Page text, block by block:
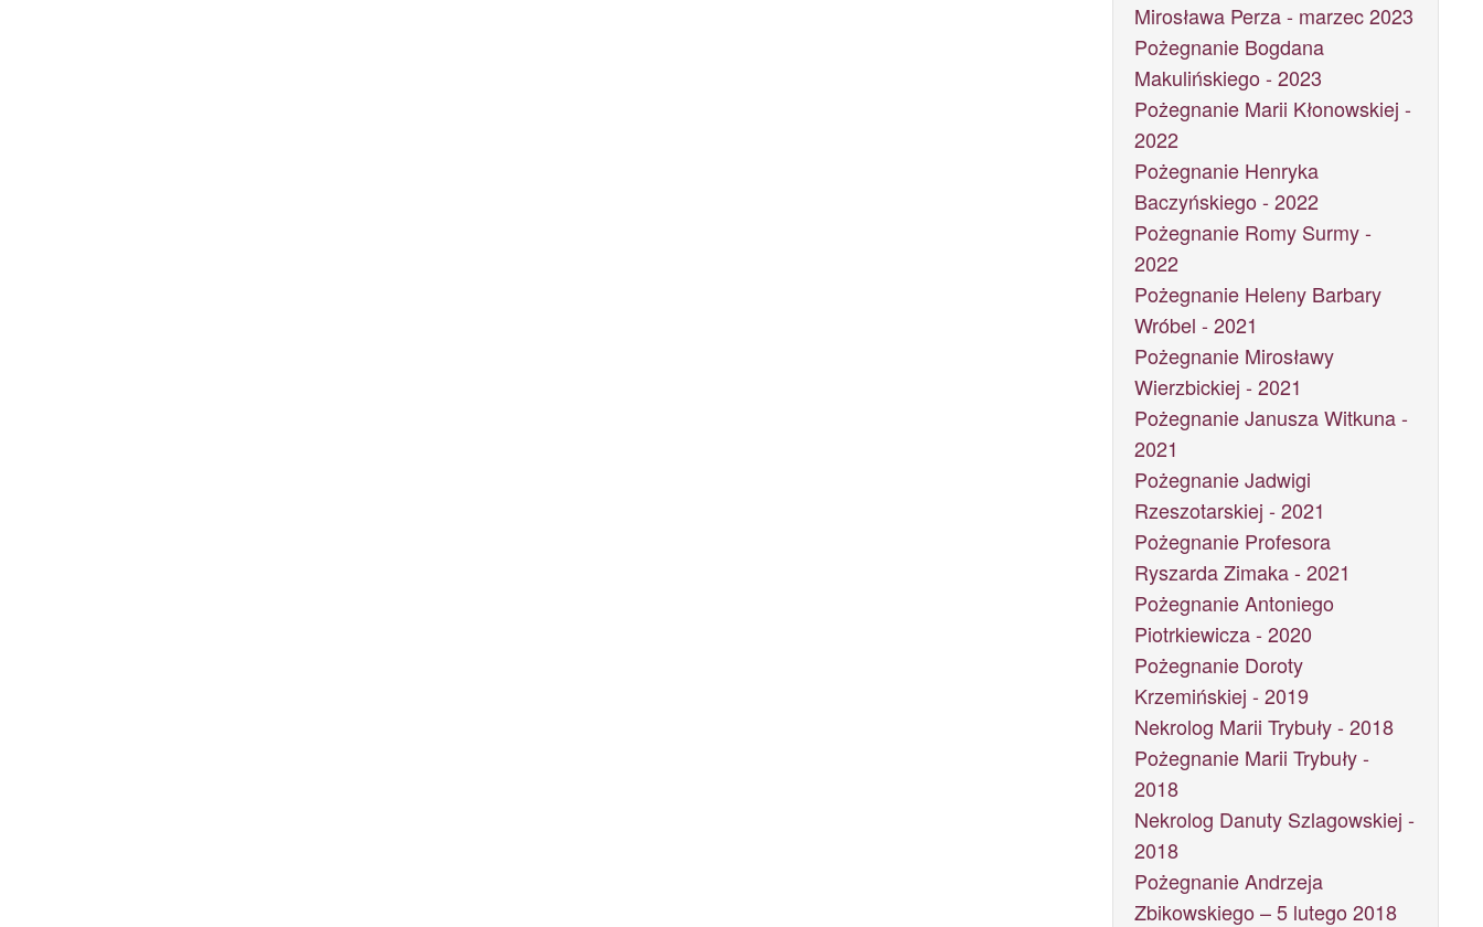
Mirosława Perza - marzec 2023
Pożegnanie Bogdana
Makulińskiego - 2023
Pożegnanie Marii Kłonowskiej -
2022
Pożegnanie Henryka
Baczyńskiego - 2022
Pożegnanie Romy Surmy -
2022
Pożegnanie Heleny Barbary
Wróbel - 2021
Pożegnanie Mirosławy
Wierzbickiej - 2021
Pożegnanie Janusza Witkuna -
2021
Pożegnanie Jadwigi
Rzeszotarskiej - 2021
Pożegnanie Profesora
Ryszarda Zimaka - 2021
Pożegnanie Antoniego
Piotrkiewicza - 2020
Pożegnanie Doroty
Krzemińskiej - 2019
Nekrolog Marii Trybuły - 2018
Pożegnanie Marii Trybuły -
2018
Nekrolog Danuty Szlagowskiej -
2018
Pożegnanie Andrzeja
Zbikowskiego – 5 lutego 2018